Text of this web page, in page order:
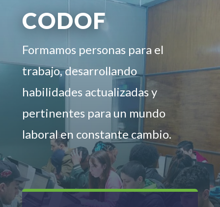
CODOF
Formamos personas para el
trabajo, desarrollando
habilidades actualizadas y
pertinentes para un mundo
laboral en constante cambio.